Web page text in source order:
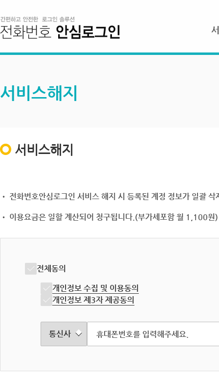
서비스해지
서비스해지
• 전화번호안심로그인 서비스 해지 시 등록된 계정 정보가 일괄
• 이용요금은 일할 계산되어 청구됩니다.(부가세포함 월 1,100원)
전체동의
개인정보 수집 및 이용동의
개인정보 제3자 제공동의